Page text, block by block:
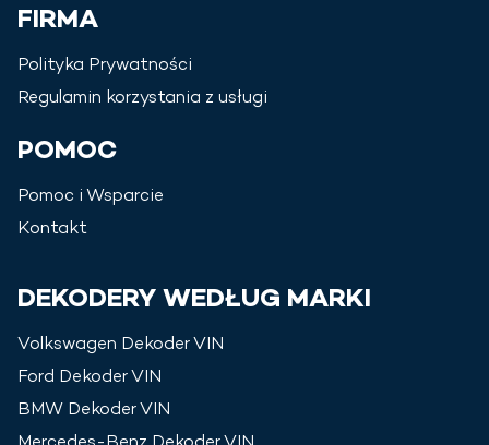
FIRMA
Polityka Prywatności
Regulamin korzystania z usługi
POMOC
Pomoc i Wsparcie
Kontakt
DEKODERY WEDŁUG MARKI
Volkswagen Dekoder VIN
Ford Dekoder VIN
BMW Dekoder VIN